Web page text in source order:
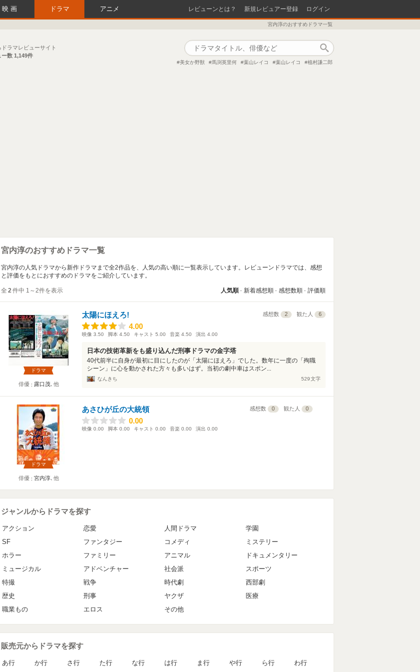
映画 ドラマ アニメ レビューンとは？ 新規レビュアー登録 ログイン
宮内淳のおすすめドラマ一覧
ラマレビューサイト
ー数 1,149件
美女か野獣 馬渕英里何 葉山レイコ 葉山レイコ 植村謙二郎
宮内淳のおすすめドラマ一覧
宮内淳の人気ドラマから新作ドラマまで全2作品を、人気の高い順に一覧表示しています。レビューンドラマでは、感想
と評価をもとにおすすめのドラマをご紹介しています。
全 2件中 1～2件を表示 人気順 新着感想順 感想数順 評価順
ドラマ
俳優 露口茂､他
太陽にほえろ! 感想数 2 観た人 6
4.00
4.00
映像 3.50 脚本 4.50 キャスト 5.00 音楽 4.50 演出 4.00
日本の技術革新をも盛り込んだ刑事ドラマの金字塔
40代前半に自身が最初に目にしたのが「太陽にほえろ」でした。数年に一度の「殉職
シーン」に心を動かされた方々も多いはず。当初の劇中車はスポン...
なんきち 529文字
ドラマ
俳優 宮内淳､他
あさひが丘の大統領 感想数 0 観た人 0
0.00
0.00
映像 0.00 脚本 0.00 キャスト 0.00 音楽 0.00 演出 0.00
ジャンルからドラマを探す
アクション 恋愛 人間ドラマ
学園
SF
ファンタジー コメディ
ミステリー
ホラー
ファミリー アニマル
ドキュメンタリー
ミュージカル
アドベンチャー 社会派
スポーツ
特撮
戦争 時代劇
西部劇
歴史
刑事 ヤクザ
医療
職業もの
エロス その他
販売元からドラマを探す
あ行 か行 さ行 た行 な行 は行 ま行 や行 ら行 わ行
索